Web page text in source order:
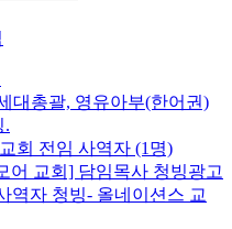
대총괄, 영유아부(한어권)
.
회 전임 사역자 (1명)
어 교회] 담임목사 청빙광고
역자 청빙- 올네이션스 교